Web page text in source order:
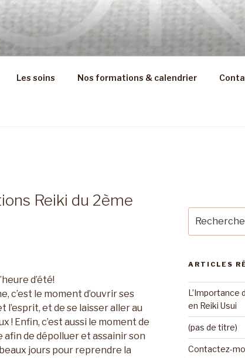
Béziers, Agde et Toulouse
Les soins Nos formations & calendrier
Reiki du 2ème
d’été!
c’est le moment d’ouvrir ses
l’esprit, et de se laisser aller au
! Enfin, c’est aussi le moment de
de dépolluer et assainir son
jours pour reprendre la
pour
:
ARTICLES
L’Importance
en Reiki Usui
(pas de titre)
Contactez-